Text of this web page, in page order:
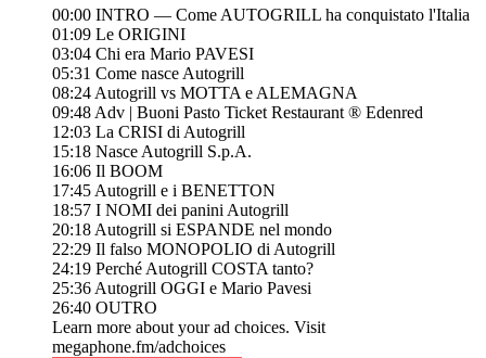
00:00 INTRO — Come AUTOGRILL ha conquistato l'Italia
01:09 Le ORIGINI
03:04 Chi era Mario PAVESI
05:31 Come nasce Autogrill
08:24 Autogrill vs MOTTA e ALEMAGNA
09:48 Adv | Buoni Pasto Ticket Restaurant ® Edenred
12:03 La CRISI di Autogrill
15:18 Nasce Autogrill S.p.A.
16:06 Il BOOM
17:45 Autogrill e i BENETTON
18:57 I NOMI dei panini Autogrill
20:18 Autogrill si ESPANDE nel mondo
22:29 Il falso MONOPOLIO di Autogrill
24:19 Perché Autogrill COSTA tanto?
25:36 Autogrill OGGI e Mario Pavesi
26:40 OUTRO
Learn more about your ad choices. Visit
megaphone.fm/adchoices